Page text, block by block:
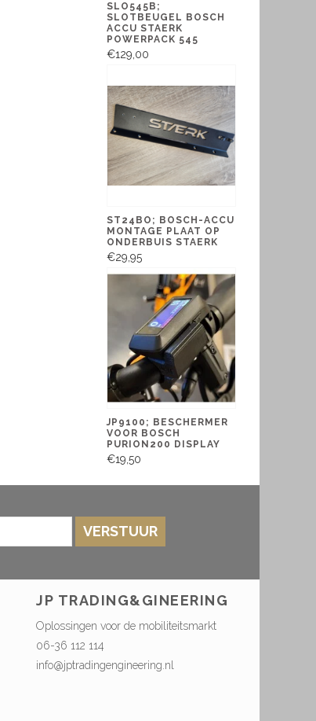
SLO545B;
SLOTBEUGEL BOSCH
ACCU STAERK
POWERPACK 545
€129,00
ST24BO; BOSCH-ACCU
MONTAGE PLAAT OP
ONDERBUIS STAERK
€29,95
JP9100; BESCHERMER
VOOR BOSCH
PURION200 DISPLAY
€19,50
VERSTUUR
JP TRADING&GINEERING
Oplossingen voor de mobiliteitsmarkt
06-36 112 114
info@jptradingengineering.nl